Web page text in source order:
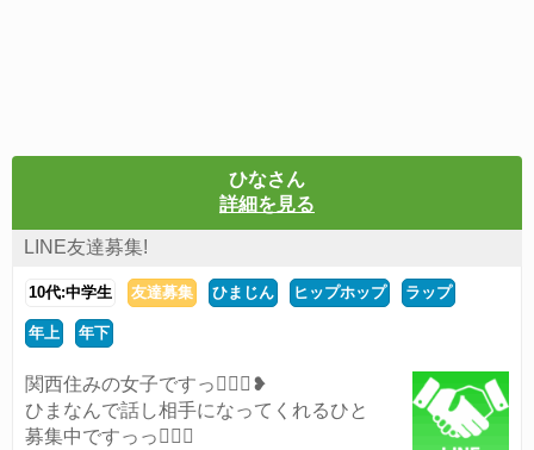
ひなさん
詳細を見る
LINE友達募集!
10代:中学生 友達募集 ひまじん ヒップホップ ラップ
年上 年下
関西住みの女子ですっ🙋🏻‍♀️❥
ひまなんで話し相手になってくれるひと
募集中ですっっ🙇🏻‍♀️